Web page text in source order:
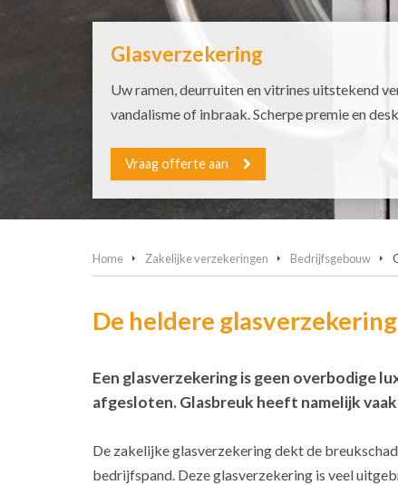
Glasverzekering
Uw ramen, deurruiten en vitrines uitstekend
vandalisme of inbraak. Scherpe premie en
Vraag offerte aan
Home Zakelijke verzekeringen Bedrijfsgebouw
De heldere
Een glasverzekering is geen overbodige
afgesloten. Glasbreuk heeft namelijk
De zakelijke glasverzekering dekt de
bedrijfspand. Deze glasverzekering is veel